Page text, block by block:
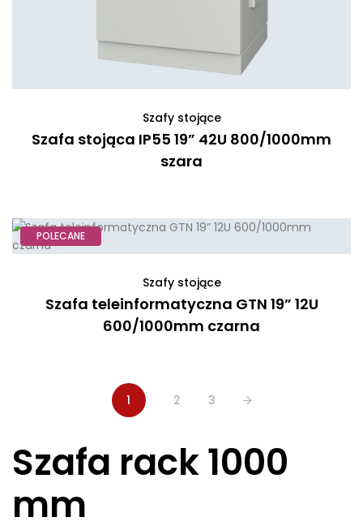
Szafy stojące
Szafa stojąca IP55 19” 42U 800/1000mm
szara
POLECANE
Szafy stojące
Szafa teleinformatyczna GTN 19” 12U
600/1000mm czarna
1 2 3
Szafa rack 1000
mm